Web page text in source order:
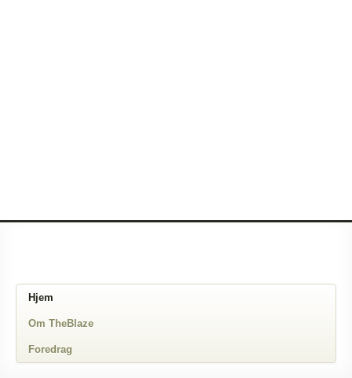
Hjem
Om TheBlaze
Foredrag